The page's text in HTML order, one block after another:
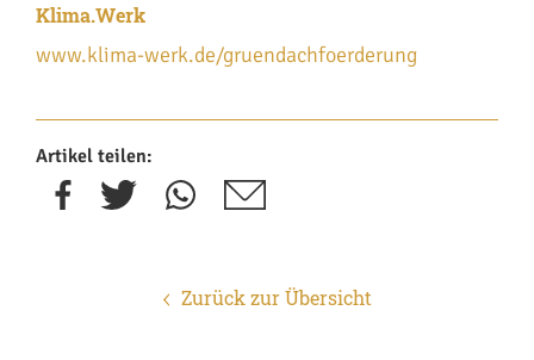
Klima.Werk
www.klima-werk.de/gruendachfoerderung
Artikel teilen:
Zurück zur Übersicht